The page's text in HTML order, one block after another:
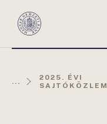
Magyar
...
2025. ÉVI